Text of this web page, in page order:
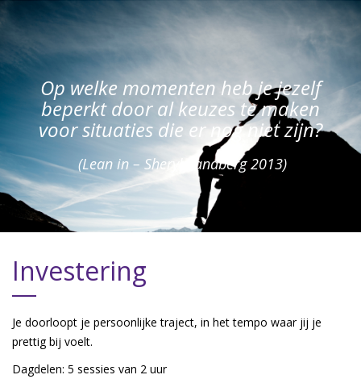
Op welke momenten heb je jezelf
beperkt door al keuzes te maken
voor situaties die er nog niet zijn?
(Lean in – Sheryl Sandberg 2013)
Investering
Je doorloopt je persoonlijke traject, in het tempo waar jij je
prettig bij voelt.
Dagdelen: 5 sessies van 2 uur